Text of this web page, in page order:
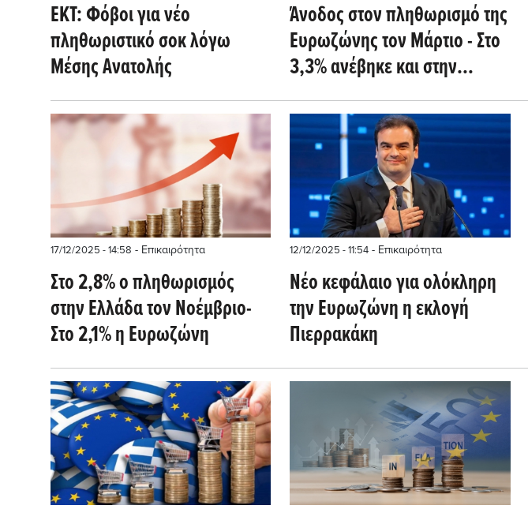
ΕΚΤ: Φόβοι για νέο
πληθωριστικό σοκ λόγω
Μέσης Ανατολής
Άνοδος στον πληθωρισμό της
Ευρωζώνης τον Μάρτιο - Στο
3,3% ανέβηκε και στην
Ελλάδα
17/12/2025 - 14:58 - Επικαιρότητα
Στο 2,8% ο πληθωρισμός
στην Ελλάδα τον Νοέμβριο-
Στο 2,1% η Ευρωζώνη
12/12/2025 - 11:54 - Επικαιρότητα
Νέο κεφάλαιο για ολόκληρη
την Ευρωζώνη η εκλογή
Πιερρακάκη